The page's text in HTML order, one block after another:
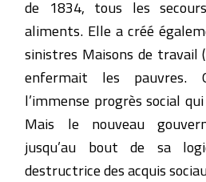
de 1834, tous les
aliments. Elle a créé
sinistres Maisons de travail
enfermait les pauvres.
l’immense progrès social
Mais le nouveau
jusqu’au bout de sa
destructrice des acquis